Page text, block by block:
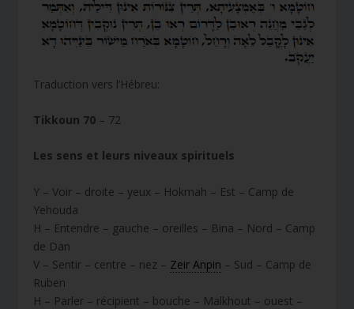
Traduction vers l’Hébreu:
Tikkoun 70 – 72
Les sens et leurs niveaux spirituels
Y – Voir – droite – yeux – Hokmah – Est – Camp de
Yehouda
H – Entendre – gauche – oreilles – Bina – Nord – Camp
de Dan
V – Sentir – centre – nez – Zeir Anpin – Sud – Camp de
Ruben
H – Parler – récipient – bouche – Malkhout – ouest –